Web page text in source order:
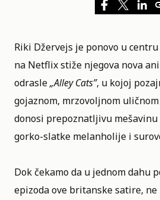
Riki Džervejs je ponovo u
na Netflixstiže njegova nova
odrasle„Alley Cats”, u kojoj
gojaznom, mrzovoljnom
donosi prepoznatljivu mešavinu
gorko-slatke melanholije i
Dok čekamo da u jednom dahu
epizoda ove britanske satire,